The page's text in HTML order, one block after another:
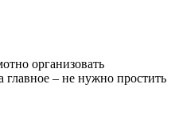
организовать
главное – не нужно простить